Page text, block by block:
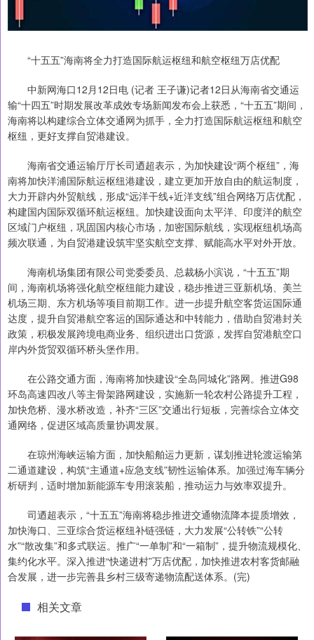
“十五五”海南将全力打造国际航运枢纽和航空枢纽万店优配
中新网海口12月12日电 (记者 王子谦)记者12日从海南省交通运
输“十四五”时期发展改革成效专场新闻发布会上获悉，“十五五”期间，
海南将以构建综合立体交通网为抓手，全力打造国际航运枢纽和航空
枢纽，更好支撑自贸港建设。
海南省交通运输厅厅长司迺超表示，为加快建设“两个枢纽”，海
南将加快洋浦国际航运枢纽港建设，建立更加开放自由的航运制度，
大力开辟内外贸航线，形成“远洋干线+近洋支线”组合网络万店优配，
构建国内国际双循环航运枢纽。加快建设面向太平洋、印度洋的航空
区域门户枢纽，巩固国内核心市场，加密国际航线，实现枢纽机场高
频次联通，为自贸港建设筑牢坚实航空支撑、赋能高水平对外开放。
海南机场集团有限公司党委委员、总裁杨小滨说，“十五五”期
间，海南机场将强化航空枢纽能力建设，稳步推进三亚新机场、美兰
机场三期、东方机场等项目前期工作。进一步提升航空客货运国际通
达度，提升自贸港航空客运的国际通达和中转能力，借助自贸港封关
政策，积极发展跨境电商业务、组织进出口货源，发挥自贸港航空口
岸内外货贸双循环桥头堡作用。
在公路交通方面，海南将加快建设“全岛同城化”路网。推进G98
环岛高速四改八等主骨架路网建设，实施新一轮农村公路提升工程，
加快危桥、漫水桥改造，补齐“三区”交通出行短板，完善综合立体交
通网络，促进区域高质量协调发展。
在琼州海峡运输方面，加快船舶运力更新，谋划推进轮渡运输第
二通道建设，构筑“主通道+应急支线”韧性运输体系。加强过海车辆分
析研判，适时增加新能源车专用滚装船，推动运力与效率双提升。
司迺超表示，“十五五”海南将稳步推进交通物流降本提质增效，
加快海口、三亚综合货运枢纽补链强链，大力发展“公转铁”“公转
水”“散改集”和多式联运。推广“一单制”和“一箱制”，提升物流规模化、
集约化水平。深入推进“快递进村”万店优配，加快推进农村客货邮融
合发展，进一步完善县乡村三级寄递物流配送体系。(完)
相关文章